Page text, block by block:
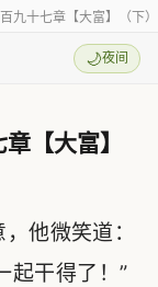
九十七章【大富】（下）
🌙夜间
【大富】
他微笑道：
起干得了！”